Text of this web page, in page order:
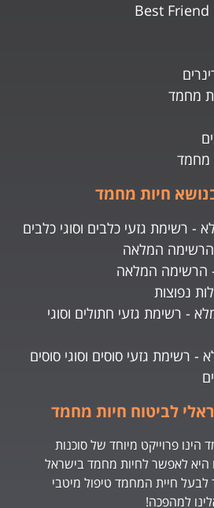
מחמד
מחמד
חיות מחמד
- רשימת גזעי כלבים וסוגי כלבים
המלאה
הרשימה המלאה
נפוצות
- רשימת גזעי חתולים וסוגי
- רשימת גזעי סוסים וסוגי סוסים
לביטוח חיות מחמד
פרוייקט מיוחד של סוכנות
היא לאפשר לחיות מחמד בישראל
חיית המחמד טיפול מיטבי
למהפכה!